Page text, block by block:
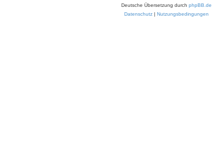
Deutsche Übersetzung durch phpBB.de
Datenschutz | Nutzungsbedingungen